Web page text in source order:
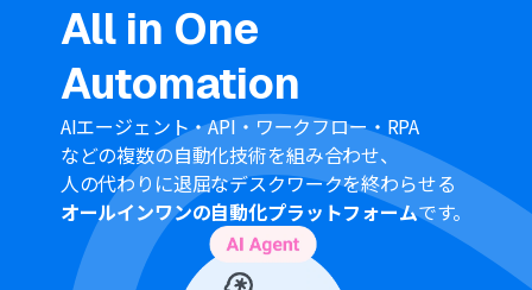
Wix、Constant ContactのそれぞれとYoomを連携してく
ださい。
WixのアウトプットはJSONPathから取得可能です。取得
方法は下記をご参照ください。
https://intercom.help/yoom/ja/articles/9103858
All in One
Automation
AIエージェント・API・ワークフロー・RPA
などの複数の自動化技術を組み合わせ、
人の代わりに退屈なデスクワークを終わらせる
オールインワンの自動化プラットフォームです。